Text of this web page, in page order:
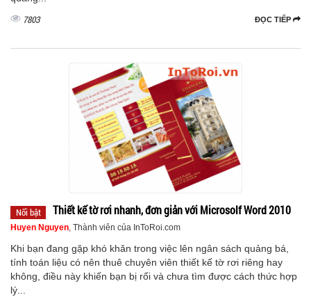
ĐỌC TIẾP
7803
Nổi bật Thiết kế tờ rơi nhanh, đơn giản với Microsolf Word 2010
Huyen Nguyen , Thành viên của InToRoi.com
Khi bạn đang gặp khó khăn trong việc lên ngân sách quảng bá,
tính toán liệu có nên thuê chuyên viên thiết kế tờ rơi riêng hay
không, điều này khiến bạn bị rối và chưa tìm được cách thức hợp
lý...